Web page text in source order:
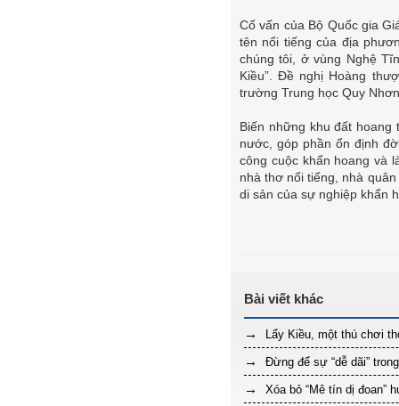
Cố vấn của Bộ Quốc gia
tên nổi tiếng của địa
chúng tôi, ở vùng Nghệ
Kiều”. Đề nghị Hoàng
trường Trung học Quy
Biến những khu đất
nước, góp phần ổn định
công cuộc khẩn hoang và
nhà thơ nổi tiếng, nhà
di sản của sự nghiệp khẩn
Lẩy Kiều, một thú chơi
Đừng để sự “dễ dãi”
Xóa bỏ “Mê tín dị đoan”